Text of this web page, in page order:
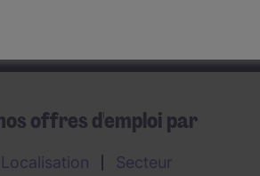
offres d'emploi par
Localisation Secteur